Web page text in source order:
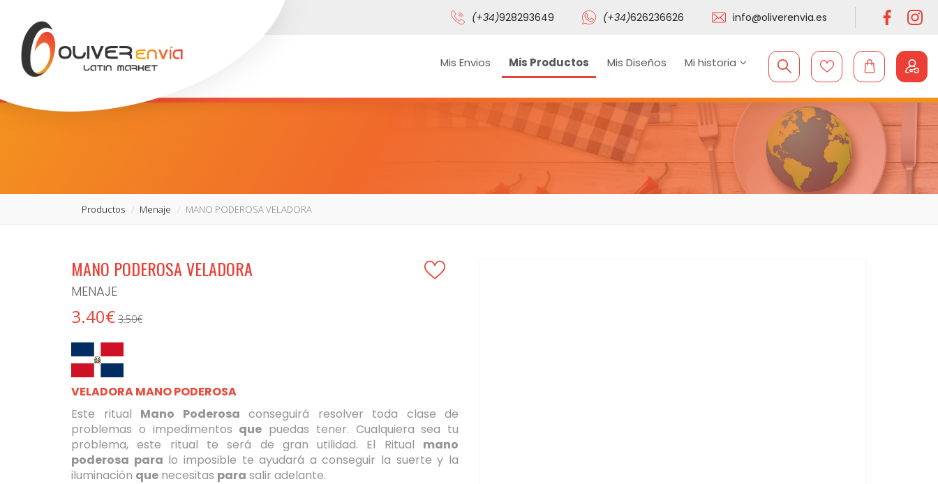
(+34)928293649 (+34)626236626 info@oliverenvia.es
Mis Envios Mis Productos Mis Diseños Mi historia
Productos Menaje MANO PODEROSA VELADORA
MANO PODEROSA VELADORA
MENAJE
3.40€ 3.50€
VELADORA MANO PODEROSA
Este ritual Mano Poderosa conseguirá resolver toda clase de
problemas o impedimentos que puedas tener. Cualquiera sea tu
problema, este ritual te será de gran utilidad. El Ritual mano
poderosa para lo imposible te ayudará a conseguir la suerte y la
iluminación que necesitas para salir adelante.